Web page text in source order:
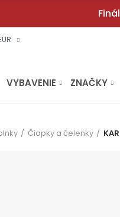
VYBAVENIE ZNAČKY
Čiapky a čelenky